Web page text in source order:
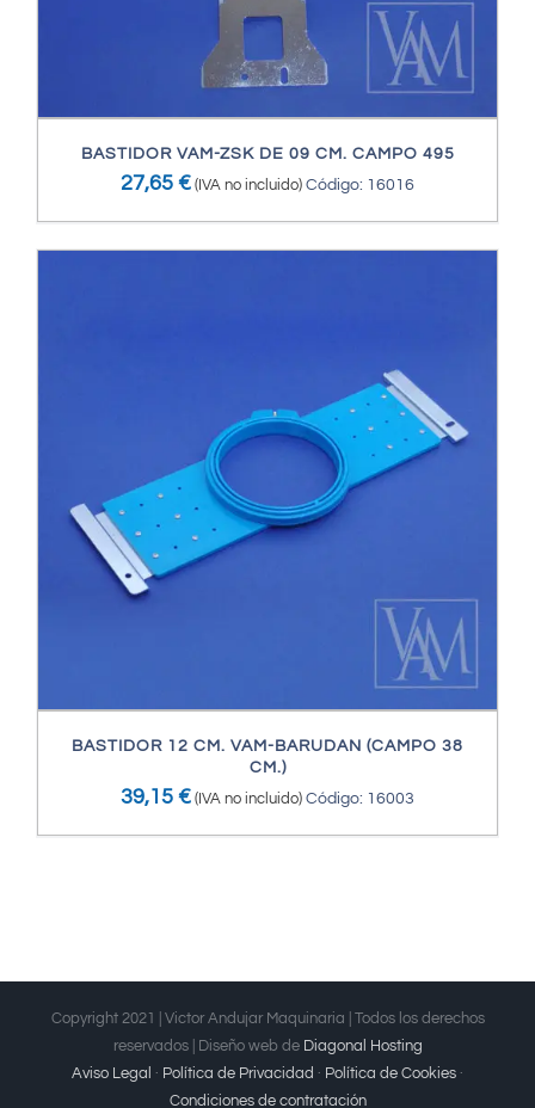
BASTIDOR VAM-ZSK DE 09 CM. CAMPO 495
27,65 € (IVA no incluido) Código: 16016
BASTIDOR 12 CM. VAM-BARUDAN (CAMPO 38
CM.)
39,15 € (IVA no incluido) Código: 16003
Copyright 2021 | Victor Andujar Maquinaria | Todos los derechos
reservados | Diseño web de Diagonal Hosting
Aviso Legal · Política de Privacidad · Política de Cookies ·
Condiciones de contratación